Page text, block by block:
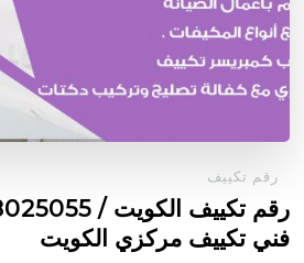
رقم تكييف
فني تكييف مركزي الكويت